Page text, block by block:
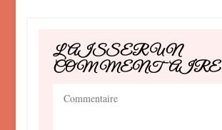
LAISSER UN
COMMENTAIRE